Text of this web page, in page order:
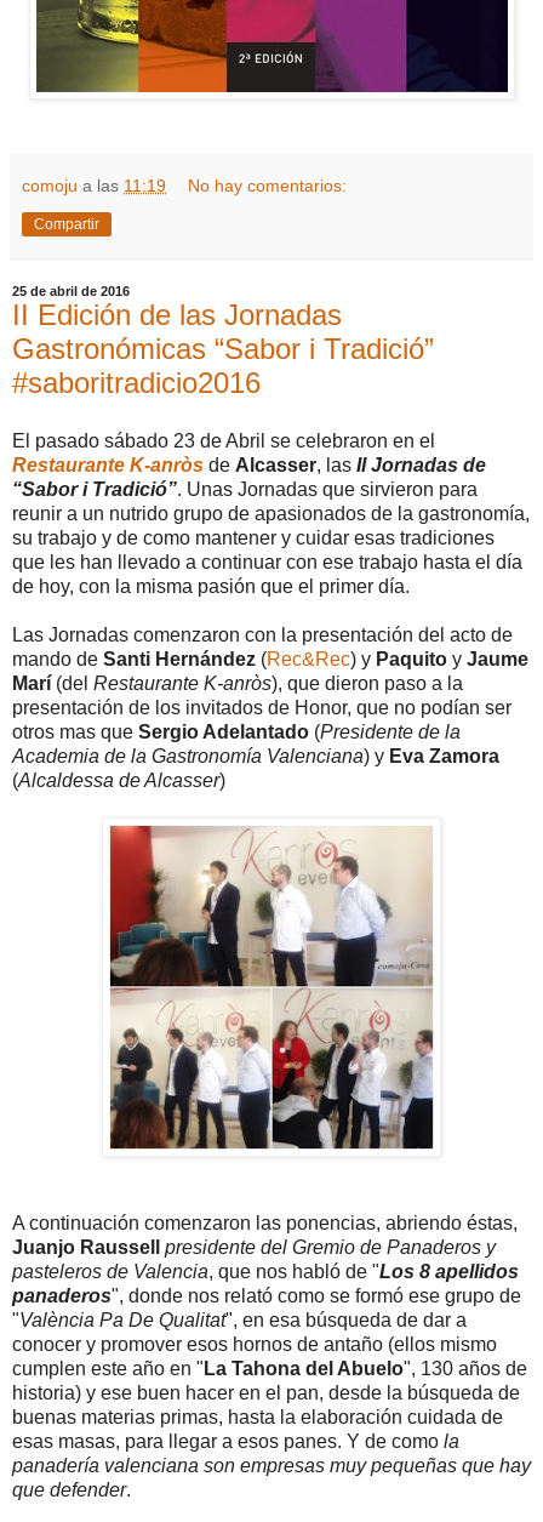
comoju a las 11:19 No hay comentarios:
Compartir
25 de abril de 2016
II Edición de las Jornadas
Gastronómicas “Sabor i Tradició”
#saboritradicio2016
El pasado sábado 23 de Abril se celebraron en el
Restaurante K-anròs de Alcasser, las II Jornadas de
“Sabor i Tradició”. Unas Jornadas que sirvieron para
reunir a un nutrido grupo de apasionados de la gastronomía,
su trabajo y de como mantener y cuidar esas tradiciones
que les han llevado a continuar con ese trabajo hasta el día
de hoy, con la misma pasión que el primer día.
Las Jornadas comenzaron con la presentación del acto de
mando de Santi Hernández (Rec&Rec) y Paquito y Jaume
Marí (del Restaurante K-anròs), que dieron paso a la
presentación de los invitados de Honor, que no podían ser
otros mas que Sergio Adelantado (Presidente de la
Academia de la Gastronomía Valenciana) y Eva Zamora
(Alcaldessa de Alcasser)
A continuación comenzaron las ponencias, abriendo éstas,
Juanjo Raussell
presidente del Gremio de Panaderos y
pasteleros de Valencia, que nos habló de "Los 8 apellidos
panaderos", donde nos relató como se formó ese grupo de
"València Pa De Qualitat", en esa búsqueda de dar a
conocer y promover esos hornos de antaño (ellos mismo
cumplen este año en " La Tahona del Abuelo", 130 años de
historia) y ese buen hacer en el pan, desde la búsqueda de
buenas materias primas, hasta la elaboración cuidada de
esas masas, para llegar a esos panes. Y de como la
panadería valenciana son empresas muy pequeñas que hay
que defender.